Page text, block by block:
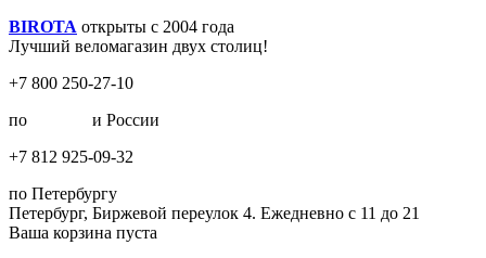
BIROTA открыты с 2004 года
Лучший веломагазин двух столиц!
+7 800 250-27-10
по
и России
+7 812 925-09-32
по Петербургу
Петербург, Биржевой переулок 4. Ежедневно с 11 до 21
Ваша корзина пуста